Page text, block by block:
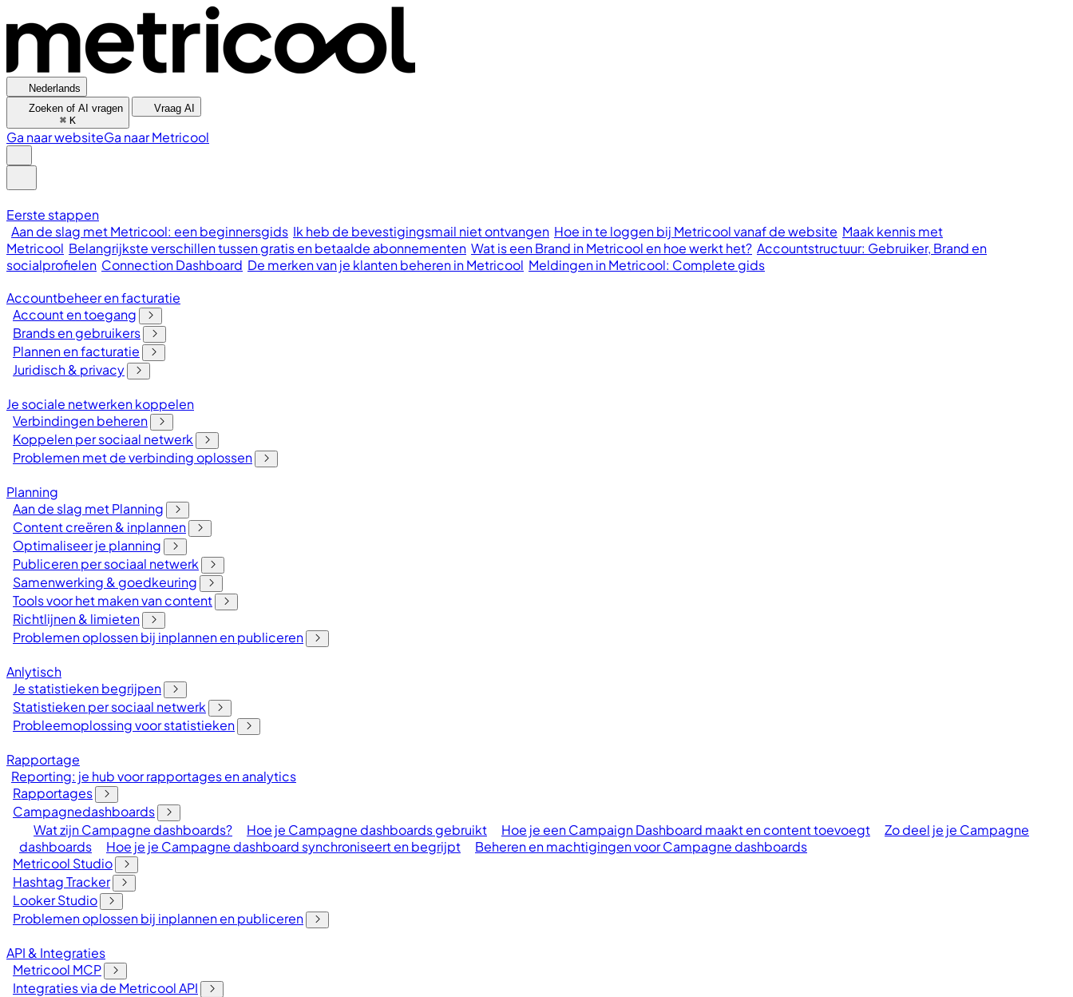
Nederlands
Zoeken of AI vragen
⌘ K
Vraag AI
Ga naar websiteGa naar Metricool
Eerste stappen
Aan de slag met Metricool: een beginnersgids Ik heb de bevestigingsmail niet ontvangen Hoe in te loggen bij Metricool vanaf de website Maak kennis met
Metricool Belangrijkste verschillen tussen gratis en betaalde abonnementen Wat is een Brand in Metricool en hoe werkt het? Accountstructuur: Gebruiker, Brand en
socialprofielen Connection Dashboard De merken van je klanten beheren in Metricool Meldingen in Metricool: Complete gids
Accountbeheer en facturatie
Account en toegang
Brands en gebruikers
Plannen en facturatie
Juridisch & privacy
Je sociale netwerken koppelen
Verbindingen beheren
Koppelen per sociaal netwerk
Problemen met de verbinding oplossen
Planning
Aan de slag met Planning
Content creëren & inplannen
Optimaliseer je planning
Publiceren per sociaal netwerk
Samenwerking & goedkeuring
Tools voor het maken van content
Richtlijnen & limieten
Problemen oplossen bij inplannen en publiceren
Anlytisch
Je statistieken begrijpen
Statistieken per sociaal netwerk
Probleemoplossing voor statistieken
Rapportage
Reporting: je hub voor rapportages en analytics
Rapportages
Campagnedashboards
Wat zijn Campagne dashboards?
Hoe je Campagne dashboards gebruikt Hoe je een Campaign Dashboard maakt en content toevoegt
Zo deel je je Campagne
dashboards
Hoe je je Campagne dashboard synchroniseert en begrijpt
Beheren en machtigingen voor Campagne dashboards
Metricool Studio
Hashtag Tracker
Looker Studio
Problemen oplossen bij inplannen en publiceren
API & Integraties
Metricool MCP
Integraties via de Metricool API